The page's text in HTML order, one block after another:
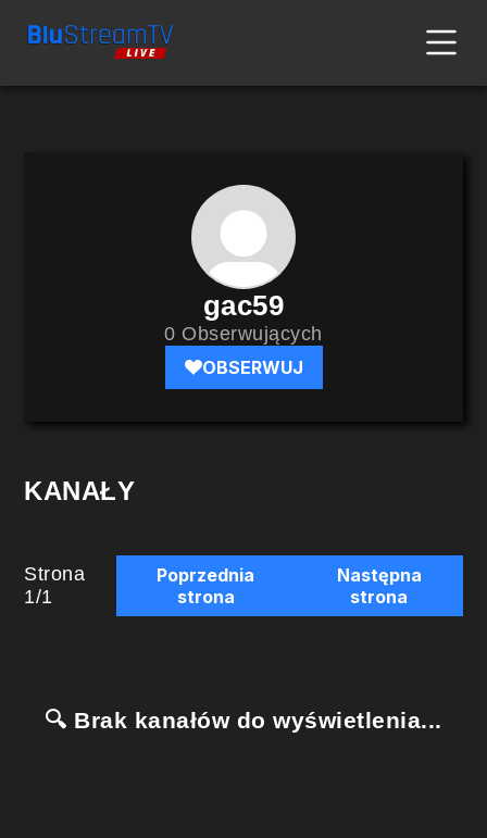
gac59
0 Obserwujących
OBSERWUJ
KANAŁY
Strona
1/1
Poprzednia
strona
Następna
strona
🔍 Brak kanałów do wyświetlenia...